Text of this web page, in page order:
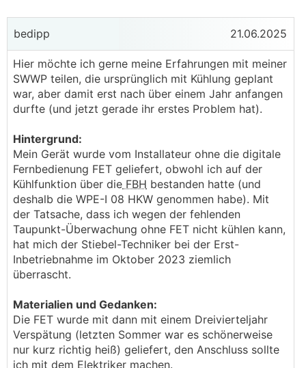
bedipp 21.06.2025
Hier möchte ich gerne meine Erfahrungen mit meiner
SWWP teilen, die ursprünglich mit Kühlung geplant
war, aber damit erst nach über einem Jahr anfangen
durfte (und jetzt gerade ihr erstes Problem hat).
Hintergrund:
Mein Gerät wurde vom Installateur ohne die digitale
Fernbedienung FET geliefert, obwohl ich auf der
Kühlfunktion über die FBH bestanden hatte (und
deshalb die WPE-I 08 HKW genommen habe). Mit
der Tatsache, dass ich wegen der fehlenden
Taupunkt-Überwachung ohne FET nicht kühlen kann,
hat mich der Stiebel-Techniker bei der Erst-
Inbetriebnahme im Oktober 2023 ziemlich
überrascht.
Materialien und Gedanken:
Die FET wurde mit dann mit einem Dreivierteljahr
Verspätung (letzten Sommer war es schönerweise
nur kurz richtig heiß) geliefert, den Anschluss sollte
ich mit dem Elektriker machen.